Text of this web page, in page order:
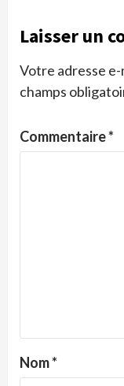
Laisser un
Votre adresse e-
champs
Commentaire*
Nom*